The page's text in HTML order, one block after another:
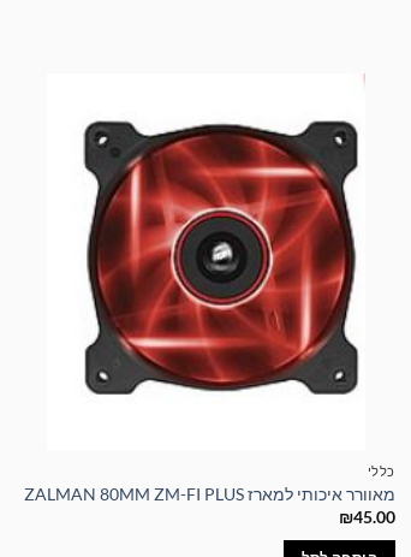
כללי
מאוורר איכותי למארז ZALMAN 80MM ZM-FI PLUS
₪45.00